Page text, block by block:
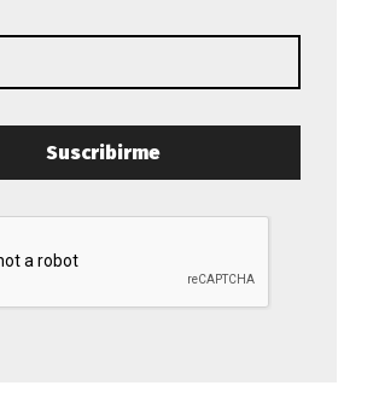
Suscribirme